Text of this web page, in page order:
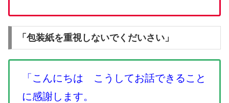
「包装紙を重視しないでくだいさい」
「こんにちは こうしてお話できること
に感謝します。